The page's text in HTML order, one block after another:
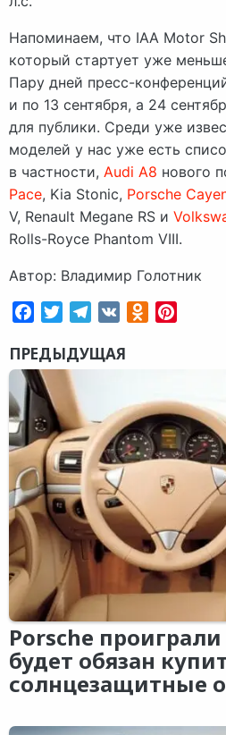
Напоминаем, что IAA Motor
который стартует уже
Пару дней пресс-
и по 13 сентября, а 24
для публики. Среди уже
моделей у нас уже есть
в частности, Audi A8 нового
Pace, Kia Stonic, Porsche
V, Renault Megane RS и
Rolls-Royce Phantom VIII.
Автор: Владимир Голотник
FacebookTwitterTelegram
VK
ПРЕДЫДУЩАЯ
Porsche
будет обязан
солнцезащитные